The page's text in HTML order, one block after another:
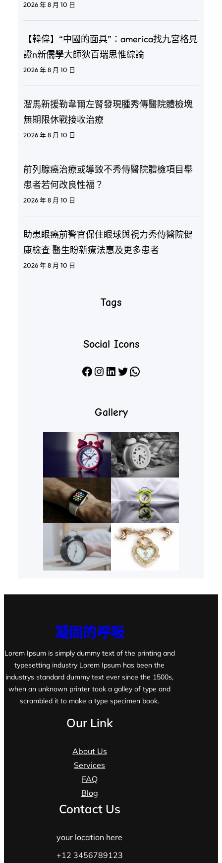
2026 年 8 月 10 日
【韓偉】“中國的面具”：america找九宮格見
證n新儒學大師狄百瑞思惟綜論
2026 年 8 月 10 日
溜馬新援勒韋爾左腎發現腫秀傳醫院體檢塊
無期限休戰接收治療
2026 年 8 月 10 日
前列腺癌治療或導致不秀傳醫院體檢項目舉
患者若何改良性福？
2026 年 8 月 10 日
助患眼癌前警官保住眼球與視力秀傳醫院健
康檢查 醫生盼新療法惠及更多患者
2026 年 8 月 10 日
Tags
Social Icons
Facebook Instagram LinkedIn X WhatsApp
Gallery
凝固的呼吸
Lorem Ipsum is simply dummy text of the printing and
typesetting industry Lorem Ipsum has been the
industrys standard dummy text ever since the 1500s,
when an unknown printer took a galley of type and
scrambled it to make a type specimen book.
Our Link
About Us
Services
FAQ
Blog
Contact Us
your location here
+12 3456789123